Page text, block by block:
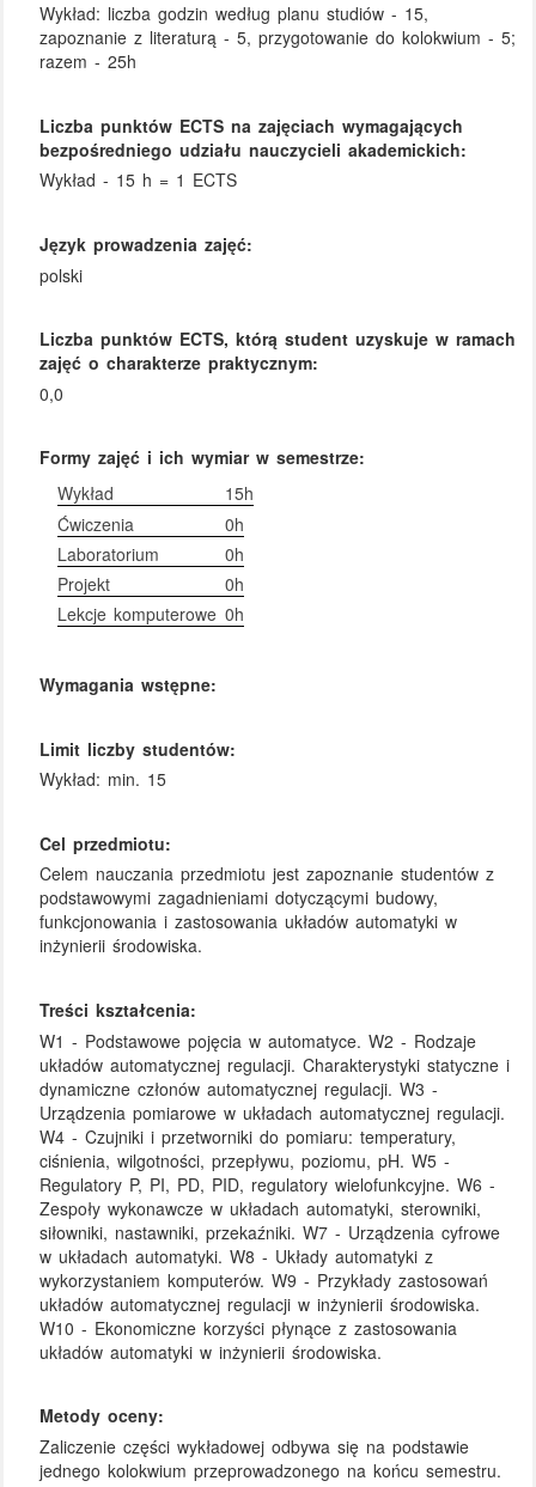
Wykład: liczba godzin według planu studiów - 15,
zapoznanie z literaturą - 5, przygotowanie do kolokwium - 5;
razem - 25h
Liczba punktów ECTS na zajęciach wymagających
bezpośredniego udziału nauczycieli akademickich:
Wykład - 15 h = 1 ECTS
Język prowadzenia zajęć:
polski
Liczba punktów ECTS, którą student uzyskuje w ramach
zajęć o charakterze praktycznym:
0,0
Formy zajęć i ich wymiar w semestrze:
Wykład
15h
Ćwiczenia
0h
Laboratorium
0h
Projekt
0h
Lekcje komputerowe 0h
Wymagania wstępne:
Limit liczby studentów:
Wykład: min. 15
Cel przedmiotu:
Celem nauczania przedmiotu jest zapoznanie studentów z
podstawowymi zagadnieniami dotyczącymi budowy,
funkcjonowania i zastosowania układów automatyki w
inżynierii środowiska.
Treści kształcenia:
W1 - Podstawowe pojęcia w automatyce. W2 - Rodzaje
układów automatycznej regulacji. Charakterystyki statyczne i
dynamiczne członów automatycznej regulacji. W3 -
Urządzenia pomiarowe w układach automatycznej regulacji.
W4 - Czujniki i przetworniki do pomiaru: temperatury,
ciśnienia, wilgotności, przepływu, poziomu, pH. W5 -
Regulatory P, PI, PD, PID, regulatory wielofunkcyjne. W6 -
Zespoły wykonawcze w układach automatyki, sterowniki,
siłowniki, nastawniki, przekaźniki. W7 - Urządzenia cyfrowe
w układach automatyki. W8 - Układy automatyki z
wykorzystaniem komputerów. W9 - Przykłady zastosowań
układów automatycznej regulacji w inżynierii środowiska.
W10 - Ekonomiczne korzyści płynące z zastosowania
układów automatyki w inżynierii środowiska.
Metody oceny:
Zaliczenie części wykładowej odbywa się na podstawie
jednego kolokwium przeprowadzonego na końcu semestru.